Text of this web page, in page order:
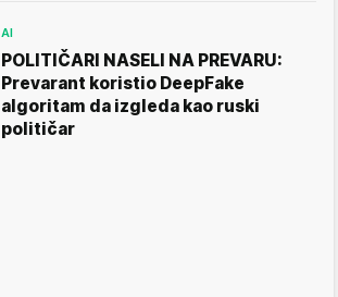
AI
POLITIČARI NASELI NA PREVARU:
Prevarant koristio DeepFake
algoritam da izgleda kao ruski
političar